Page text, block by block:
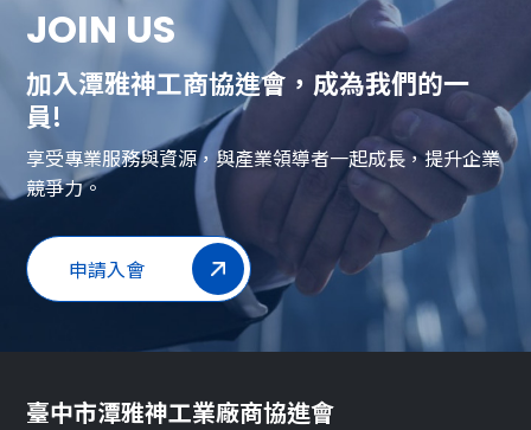
JOIN US
加入潭雅神工商協進會，成為我們的一
員!
享受專業服務與資源，與產業領導者一起成長，提升企業
競爭力。
申請入會
臺中市潭雅神工業廠商協進會